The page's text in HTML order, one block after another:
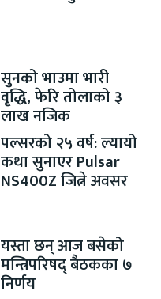
सुनको भाउमा भारी
वृद्धि, फेरि तोलाको ३
लाख नजिक
पल्सरको २५ वर्ष: ल्यायो
कथा सुनाएर Pulsar
NS400Z जित्ने अवसर
यस्ता छन् आज बसेको
मन्त्रिपरिषद् बैठकका ७
निर्णय